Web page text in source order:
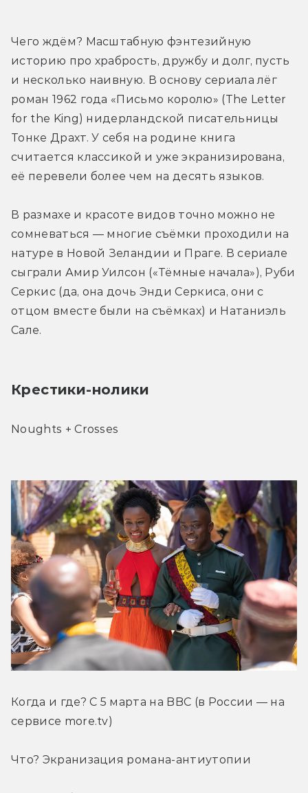
Чего ждём? Масштабную фэнтезийную
историю про храбрость, дружбу и долг, пусть
и несколько наивную. В основу сериала лёг
роман 1962 года «Письмо королю» (The Letter
for the King) нидерландской писательницы
Тонке Драхт. У себя на родине книга
считается классикой и уже экранизирована,
её перевели более чем на десять языков.
В размахе и красоте видов точно можно не
сомневаться — многие съёмки проходили на
натуре в Новой Зеландии и Праге. В сериале
сыграли Амир Уилсон («Тёмные начала»), Руби
Серкис (да, она дочь Энди Серкиса, они с
отцом вместе были на съёмках) и Натаниэль
Сале.
Крестики-нолики
Noughts + Crosses
Когда и где? С 5 марта на BBC (в России — на
сервисе more.tv)
Что? Экранизация романа-антиутопии